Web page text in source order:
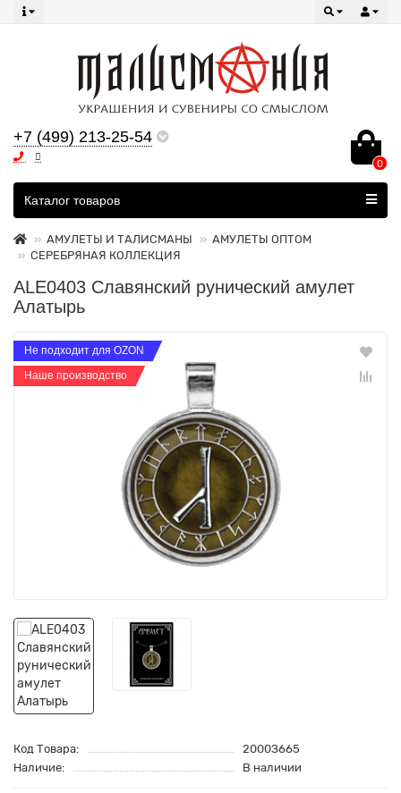
+7 (499) 213-25-54
0
Все категории
Каталог товаров
АМУЛЕТЫ И ТАЛИСМАНЫ
АМУЛЕТЫ ОПТОМ
СЕРЕБРЯНАЯ КОЛЛЕКЦИЯ
ALE0403 Славянский рунический амулет
Алатырь
Не подходит для OZON
Наше производство
Код Товара:
2000З665
Наличие:
В наличии